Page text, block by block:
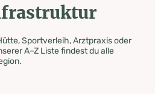
Sportverleih, Arztpraxis oder
A–Z Liste findest du alle